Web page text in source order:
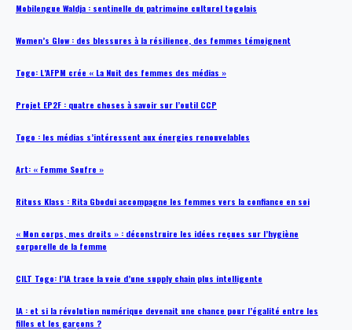
Mobilengue Waldja : sentinelle du patrimoine culturel togolais
Women’s Glow : des blessures à la résilience, des femmes témoignent
Togo: L’AFPM crée « La Nuit des femmes des médias »
Projet EP2F : quatre choses à savoir sur l’outil CCP
Togo : les médias s’intéressent aux énergies renouvelables
Art: « Femme Soufre »
Rituss Klass : Rita Gbodui accompagne les femmes vers la confiance en soi
« Mon corps, mes droits » : déconstruire les idées reçues sur l’hygiène
corporelle de la femme
CILT Togo: l’IA trace la voie d’une supply chain plus intelligente
IA : et si la révolution numérique devenait une chance pour l’égalité entre les
filles et les garçons ?